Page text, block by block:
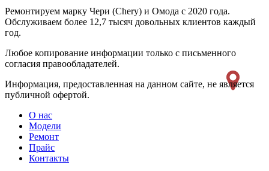
Ремонтируем марку Чери (Chery) и Омода с 2020 года.
Обслуживаем более 12,7 тысяч довольных клиентов каждый
год.
Любое копирование информации только с письменного
согласия правообладателей.
Информация, предоставленная на данном сайте, не является
публичной офертой.
О нас
Модели
Ремонт
Прайс
Контакты